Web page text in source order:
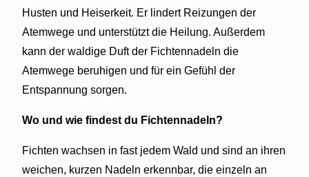
Husten und Heiserkeit. Er lindert Reizungen der
Atemwege und unterstützt die Heilung. Außerdem
kann der waldige Duft der Fichtennadeln die
Atemwege beruhigen und für ein Gefühl der
Entspannung sorgen.
Wo und wie findest du Fichtennadeln?
Fichten wachsen in fast jedem Wald und sind an ihren
weichen, kurzen Nadeln erkennbar, die einzeln an